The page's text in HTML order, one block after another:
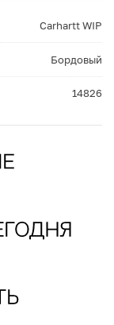
Carhartt WIP
Бордовый
14826